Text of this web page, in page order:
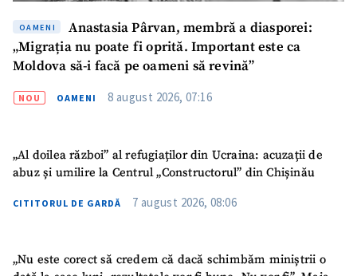
OAMENI
Anastasia Pârvan, membră a diasporei:
„Migrația nu poate fi oprită. Important este ca
Moldova să-i facă pe oameni să revină”
NOU OAMENI 8 august 2026, 07:16
„Al doilea război” al refugiaților din Ucraina: acuzații de
abuz și umilire la Centrul „Constructorul” din Chișinău
CITITORUL DE GARDĂ 7 august 2026, 08:06
„Nu este corect să credem că dacă schimbăm miniștrii o